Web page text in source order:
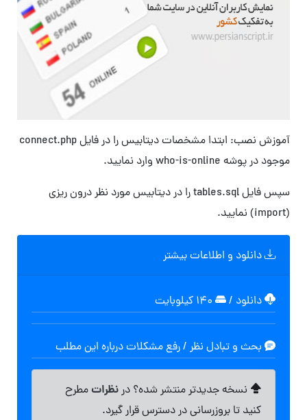
آموزش نصب: ابتدا مشخصات دیتابیس را در فایل connect.php
موجود در پوشه who-is-online وارد نمایید.
سپس فایل tables.sql را در دیتابیس مورد نظر درون ریزی
(import) نمایید.
دانلود و اطلاعات بیشتر
دانلود /
بحث و تبادل نظر / رفع مشکلات درباره این مطلب
نسخه جدیدتر منتشر شده؟ درنظراتمطرح
کنید تا بروزرسانی در دسترس قرار گیرد.